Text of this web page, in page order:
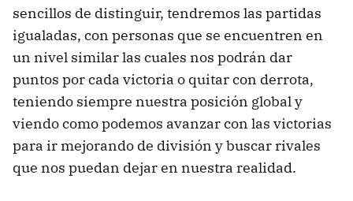
sencillos de distinguir, tendremos las partidas
igualadas, con personas que se encuentren en
un nivel similar las cuales nos podrán dar
puntos por cada victoria o quitar con derrota,
teniendo siempre nuestra posición global y
viendo como podemos avanzar con las victorias
para ir mejorando de división y buscar rivales
que nos puedan dejar en nuestra realidad.